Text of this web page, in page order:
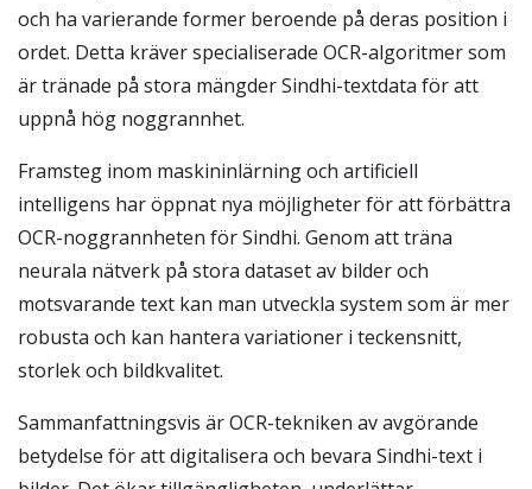
och ha varierande former beroende på deras position i
ordet. Detta kräver specialiserade OCR-algoritmer som
är tränade på stora mängder Sindhi-textdata för att
uppnå hög noggrannhet.
Framsteg inom maskininlärning och artificiell
intelligens har öppnat nya möjligheter för att förbättra
OCR-noggrannheten för Sindhi. Genom att träna
neurala nätverk på stora dataset av bilder och
motsvarande text kan man utveckla system som är mer
robusta och kan hantera variationer i teckensnitt,
storlek och bildkvalitet.
Sammanfattningsvis är OCR-tekniken av avgörande
betydelse för att digitalisera och bevara Sindhi-text i